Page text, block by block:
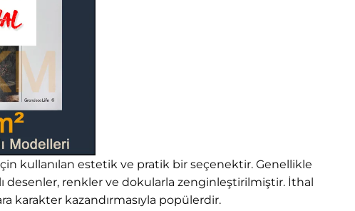
kullanılan estetik ve pratik bir seçenektir. Genellikle
desenler, renkler ve dokularla zenginleştirilmiştir. İthal
karakter kazandırmasıyla popülerdir.